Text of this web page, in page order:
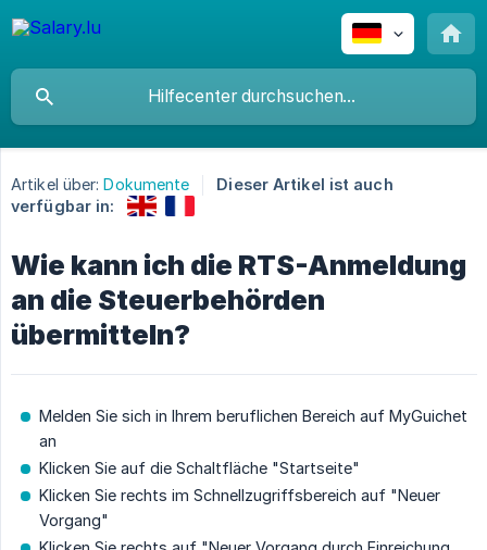
Artikel über: Dokumente
Dieser Artikel ist auch
verfügbar in:
Wie kann ich die RTS-Anmeldung
an die Steuerbehörden
übermitteln?
Melden Sie sich in Ihrem beruflichen Bereich auf MyGuichet
an
Klicken Sie auf die Schaltfläche "Startseite"
Klicken Sie rechts im Schnellzugriffsbereich auf "Neuer
Vorgang"